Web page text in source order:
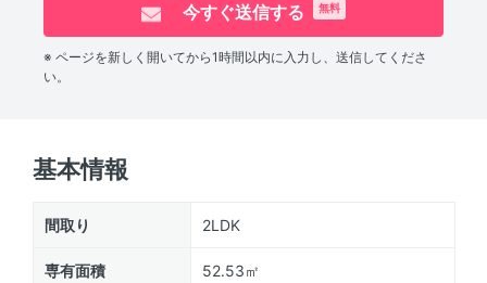
今すぐ送信する 無料
※ ページを新しく開いてから1時間以内に入力し、送信してくださ
い。
基本情報
間取り 2LDK
専有面積 52.53㎡